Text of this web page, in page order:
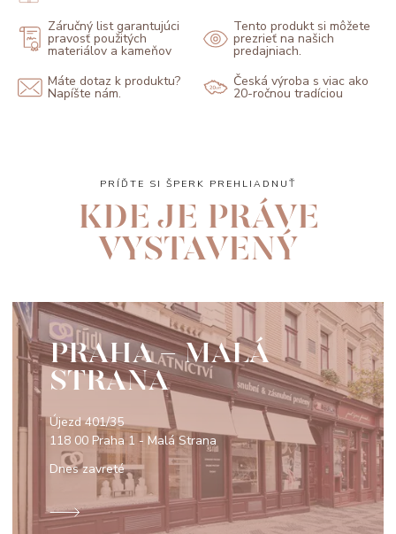
Záručný list garantujúci
pravosť použitých
materiálov a kameňov
Tento produkt si môžete
prezrieť na našich
predajniach.
Máte dotaz k produktu?
Napíšte nám.
Česká výroba s viac ako
20-ročnou tradíciou
PRÍĎTE SI ŠPERK PREHLIADNUŤ
KDE JE PRÁVE
VYSTAVENÝ
PRAHA - MALÁ
STRANA
Újezd 401/35
118 00 Praha 1 - Malá Strana
Dnes zavreté